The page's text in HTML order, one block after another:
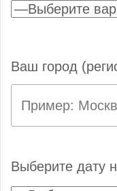
Ваш город
Выберите дату